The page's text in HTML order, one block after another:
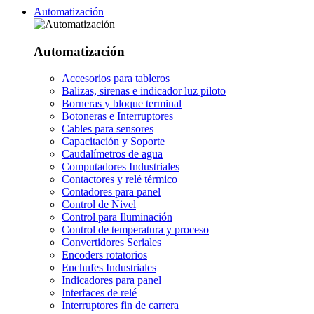
Automatización
Automatización
Accesorios para tableros
Balizas, sirenas e indicador luz piloto
Borneras y bloque terminal
Botoneras e Interruptores
Cables para sensores
Capacitación y Soporte
Caudalímetros de agua
Computadores Industriales
Contactores y relé térmico
Contadores para panel
Control de Nivel
Control para Iluminación
Control de temperatura y proceso
Convertidores Seriales
Encoders rotatorios
Enchufes Industriales
Indicadores para panel
Interfaces de relé
Interruptores fin de carrera